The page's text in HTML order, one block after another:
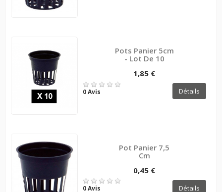
Pots Panier 5cm
- Lot De 10
1,85 €
0 Avis Détails
Pot Panier 7,5
Cm
0,45 €
0 Avis Détails